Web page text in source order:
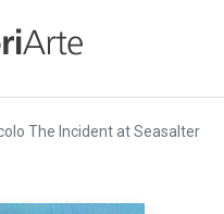
The Incident at Seasalter